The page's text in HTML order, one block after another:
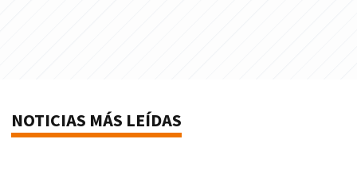
NOTICIAS MÁS LEÍDAS